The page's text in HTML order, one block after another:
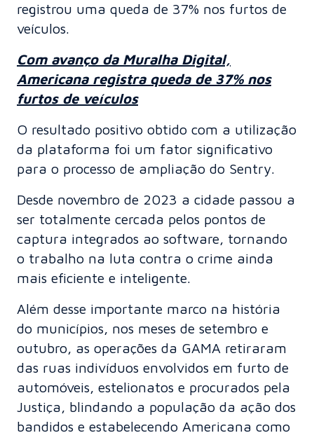
registrou uma queda de 37% nos furtos de
veículos.
Com avanço da Muralha Digital,
Americana registra queda de 37% nos
furtos de veículos
O resultado positivo obtido com a utilização
da plataforma foi um fator significativo
para o processo de ampliação do Sentry.
Desde novembro de 2023 a cidade passou a
ser totalmente cercada pelos pontos de
captura integrados ao software, tornando
o trabalho na luta contra o crime ainda
mais eficiente e inteligente.
Além desse importante marco na história
do municípios, nos meses de setembro e
outubro, as operações da GAMA retiraram
das ruas indivíduos envolvidos em furto de
automóveis, estelionatos e procurados pela
Justiça, blindando a população da ação dos
bandidos e estabelecendo Americana como